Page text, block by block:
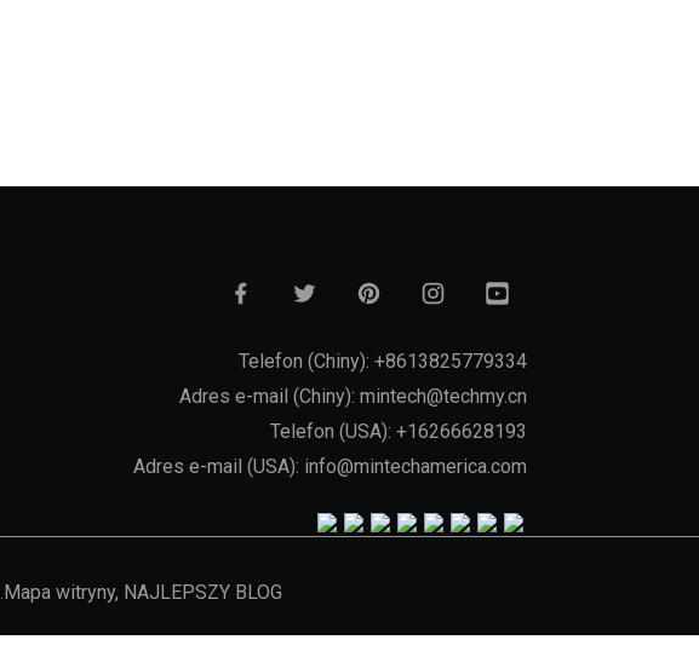
Telefon (Chiny): +8613825779334
Adres e-mail (Chiny): mintech@techmy.cn
Telefon (USA): +16266628193
Adres e-mail (USA): info@mintechamerica.com
Mapa witryny, NAJLEPSZY BLOG